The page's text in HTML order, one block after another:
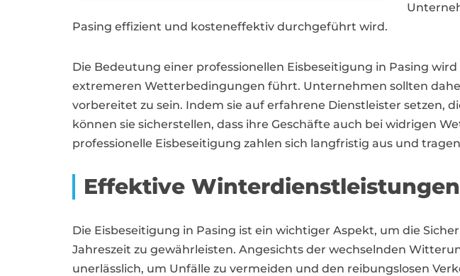
Pasing effizient und kosteneffektiv durchgeführt wird.
Die Bedeutung einer professionellen Eisbeseitigung in Pasing
extremeren Wetterbedingungen führt. Unternehmen sollten
vorbereitet zu sein. Indem sie auf erfahrene Dienstleister setzen,
können sie sicherstellen, dass ihre Geschäfte auch bei widrigen
professionelle Eisbeseitigung zahlen sich langfristig aus und
Effektive
Die Eisbeseitigung in Pasing ist ein wichtiger Aspekt, um die
Jahreszeit zu gewährleisten. Angesichts der wechselnden
unerlässlich, um Unfälle zu vermeiden und den reibungslosen